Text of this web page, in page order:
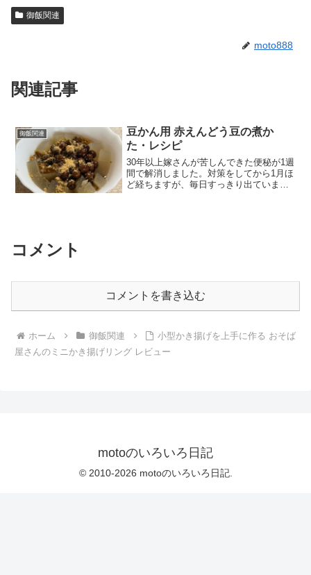
御飯関連
moto888
関連記事
御飯関連
豆かん用 赤えんどう豆の煮か
た・レシピ
30年以上嫁さんが苦しんできた便秘が1週
間で解消しました。対策をしてから1月ほ
ど経ちますが、毎日すっきり出ていま
コメント
コメントを書き込む
ホーム 御飯関連
小型かき揚げを上手に作る おそば
屋さんのミニかき揚げリング レビュー
motoのいろいろ日記
© 2010-2026 motoのいろいろ日記.